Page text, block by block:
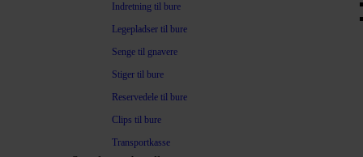
Indretning til bure
Legepladser til bure
Senge til gnavere
Stiger til bure
Reservedele til bure
Clips til bure
Transportkasse